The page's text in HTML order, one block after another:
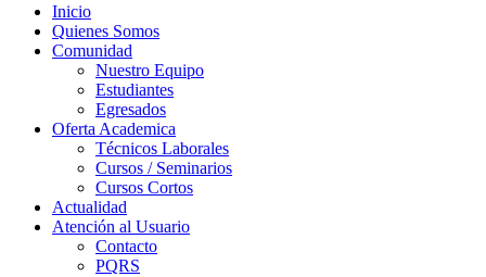
Inicio
Quienes Somos
Comunidad
Nuestro Equipo
Estudiantes
Egresados
Oferta Academica
Técnicos Laborales
Cursos / Seminarios
Cursos Cortos
Actualidad
Atención al Usuario
Contacto
PQRS